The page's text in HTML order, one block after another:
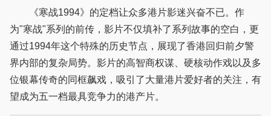
《寒战1994》的定档让众多港片影迷兴奋不已。作
为"寒战"系列的前传，影片不仅填补了系列故事的空白，更
通过1994年这个特殊的历史节点，展现了香港回归前夕警
界内部的复杂局势。影片的高智商权谋、硬核动作戏以及多
位银幕传奇的同框飙戏，吸引了大量港片爱好者的关注，有
望成为五一档最具竞争力的港产片。